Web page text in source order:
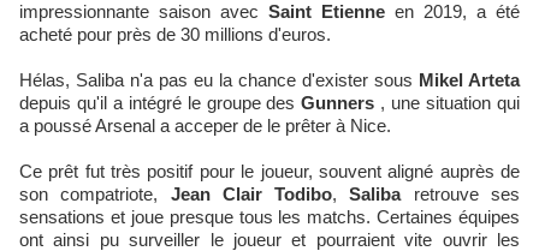
impressionnante saison avec Saint Etienne en 2019, a été
acheté pour près de 30 millions d'euros.
Hélas, Saliba n'a pas eu la chance d'exister sous Mikel Arteta
depuis qu'il a intégré le groupe desGunners , une situation qui
a poussé Arsenal a acceper de le prêter à Nice.
Ce prêt fut très positif pour le joueur, souvent aligné auprès de
son compatriote, Jean Clair Todibo,Salibaretrouve ses
sensations et joue presque tous les matchs. Certaines équipes
ont ainsi pu surveiller le joueur et pourraient vite ouvrir les